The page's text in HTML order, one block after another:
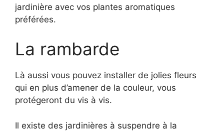
jardinière avec vos plantes aromatiques
préférées.
La rambarde
Là aussi vous pouvez installer de jolies fleurs
qui en plus d’amener de la couleur, vous
protégeront du vis à vis.
Il existe des jardinières à suspendre à la